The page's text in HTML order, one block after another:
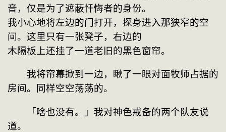
音，仅是为了遮蔽忏悔者的身份。
我小心地将左边的门打开，探身进入那狭窄的空
间。这里只有一张凳子，右边的
木隔板上还挂了一道老旧的黑色窗帘。
我将帘幕掀到一边，瞅了一眼对面牧师占据的
房间。同样空空荡荡的。
「啥也没有。」我对神色戒备的两个队友说
道。